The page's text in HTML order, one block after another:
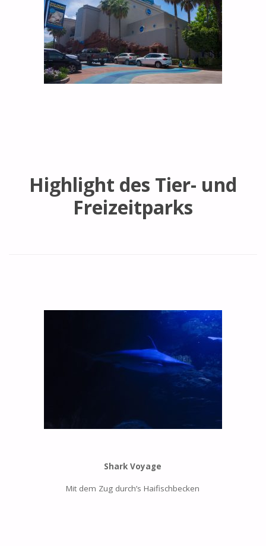
Highlight des Tier- und
Freizeitparks
Shark Voyage
Mit dem Zug durch’s Haifischbecken